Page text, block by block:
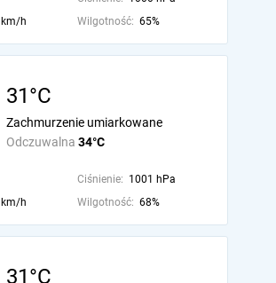
h Wilgotność: 65%
31°C
Odczuwalna 34°C
Zachmurzenie umiarkowane
Ciśnienie: 1001 hPa
h Wilgotność: 68%
31°C